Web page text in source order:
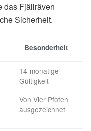
das Fjällräven
Sicherheit.
Besonderheit
14-monatige
Gültigkeit
Von Vier Pfoten
ausgezeichnet